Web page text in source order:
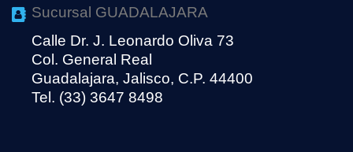
Sucursal GUADALAJARA
Calle Dr. J. Leonardo Oliva 73
Col. General Real
Guadalajara, Jalisco, C.P. 44400
Tel. (33) 3647 8498